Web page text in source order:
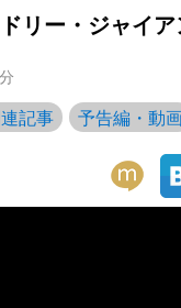
リー・ジャイ
記事 予告編・動